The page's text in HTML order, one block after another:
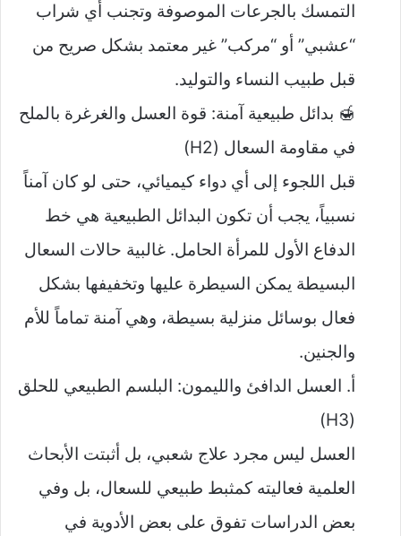
التمسك بالجرعات الموصوفة وتجنب أي شراب
“عشبي” أو “مركب” غير معتمد بشكل صريح من
قبل طبيب النساء والتوليد.
🍯 بدائل طبيعية آمنة: قوة العسل والغرغرة بالملح
في مقاومة السعال (H2)
قبل اللجوء إلى أي دواء كيميائي، حتى لو كان آمناً
نسبياً، يجب أن تكون البدائل الطبيعية هي خط
الدفاع الأول للمرأة الحامل. غالبية حالات السعال
البسيطة يمكن السيطرة عليها وتخفيفها بشكل
فعال بوسائل منزلية بسيطة، وهي آمنة تماماً للأم
والجنين.
أ. العسل الدافئ والليمون: البلسم الطبيعي للحلق
(H3)
العسل ليس مجرد علاج شعبي، بل أثبتت الأبحاث
العلمية فعاليته كمثبط طبيعي للسعال، بل وفي
بعض الدراسات تفوق على بعض الأدوية في